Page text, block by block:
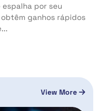
espalha por seu
ganhos rápidos
View More